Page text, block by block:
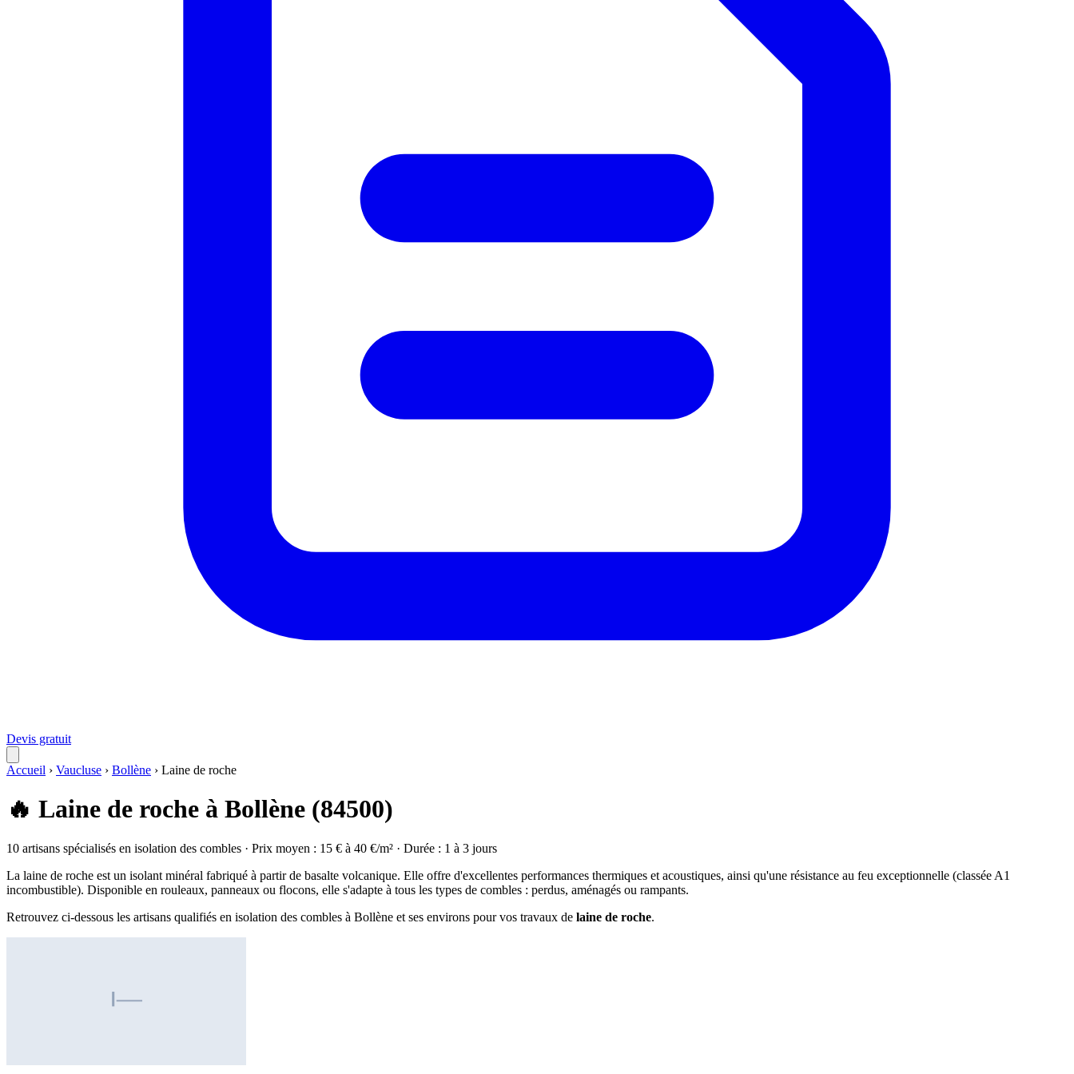
Devis gratuit
Accueil › Vaucluse › Bollène › Laine de roche
🔥 Laine de roche à Bollène (84500)
10 artisans spécialisés en isolation des combles · Prix moyen : 15 € à 40 €/m² · Durée : 1 à 3 jours
La laine de roche est un isolant minéral fabriqué à partir de basalte volcanique. Elle offre d'excellentes performances thermiques et acoustiques, ainsi qu'une résistance au feu exceptionnelle (classée A1
incombustible). Disponible en rouleaux, panneaux ou flocons, elle s'adapte à tous les types de combles : perdus, aménagés ou rampants.
Retrouvez ci-dessous les artisans qualifiés en isolation des combles à Bollène et ses environs pour vos travaux de laine de roche.